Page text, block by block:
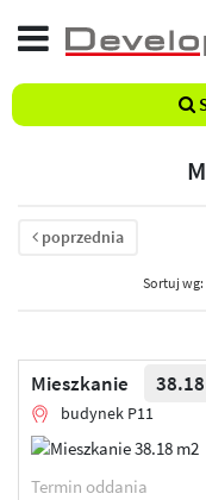
poprzednia
Sortuj wg:
Mieszkanie
budynek P11
Termin oddania